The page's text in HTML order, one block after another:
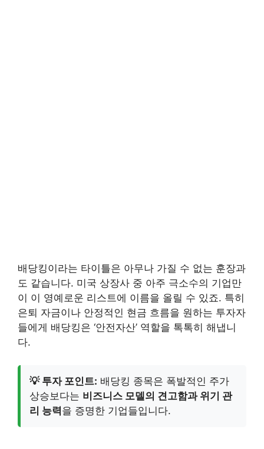
배당킹이라는 타이틀은 아무나 가질 수 없는 훈장과
도 같습니다. 미국 상장사 중 아주 극소수의 기업만
이 이 영예로운 리스트에 이름을 올릴 수 있죠. 특히
은퇴 자금이나 안정적인 현금 흐름을 원하는 투자자
들에게 배당킹은 ‘안전자산’ 역할을 톡톡히 해냅니
다.
💡 투자 포인트: 배당킹 종목은 폭발적인 주가
상승보다는 비즈니스 모델의 견고함과 위기 관
리 능력을 증명한 기업들입니다.